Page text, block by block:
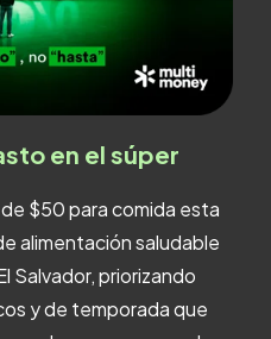
en el súper
$50 para comida esta
alimentación saludable
Salvador, priorizando
y de temporada que